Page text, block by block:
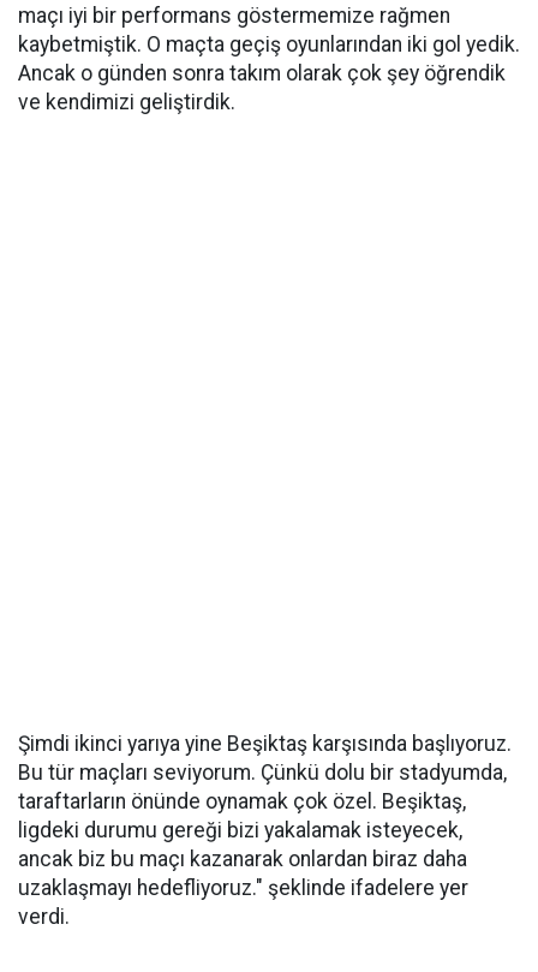
maçı iyi bir performans göstermemize rağmen
kaybetmiştik. O maçta geçiş oyunlarından iki gol yedik.
Ancak o günden sonra takım olarak çok şey öğrendik
ve kendimizi geliştirdik.
Şimdi ikinci yarıya yine Beşiktaş karşısında başlıyoruz.
Bu tür maçları seviyorum. Çünkü dolu bir stadyumda,
taraftarların önünde oynamak çok özel. Beşiktaş,
ligdeki durumu gereği bizi yakalamak isteyecek,
ancak biz bu maçı kazanarak onlardan biraz daha
uzaklaşmayı hedefliyoruz." şeklinde ifadelere yer
verdi.